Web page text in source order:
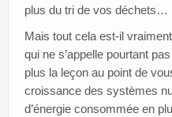
plus du tri de vos déchets…
Mais tout cela est-il
qui ne s’appelle pourtant
plus la leçon au point de
croissance des systèmes
d’énergie consommée en